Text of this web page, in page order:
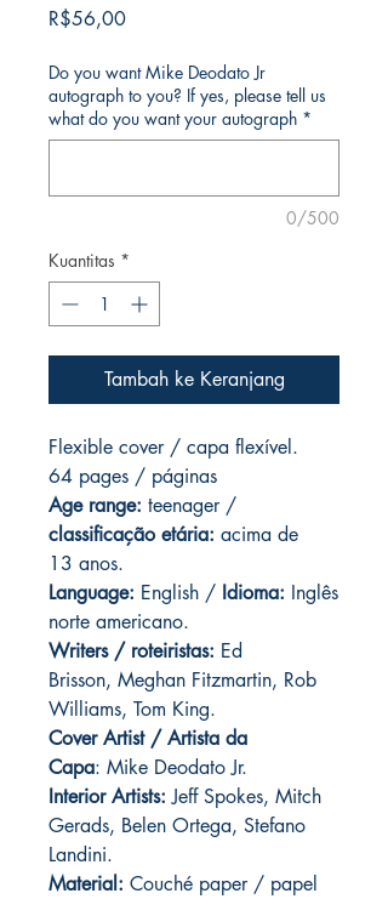
R$56,00Harga
Do you want Mike Deodato Jr
autograph to you? If yes, please tell us
what do you want your autograph *
0/500
Kuantitas *
Tambah ke Keranjang
Flexible cover / capa flexível.
64 pages / páginas
Age range: teenager /
classificação etária: acima de
13 anos.
Language: English / Idioma: Inglês
norte americano.
Writers / roteiristas: Ed
Brisson, Meghan Fitzmartin, Rob
Williams, Tom King.
Cover Artist / Artista da
Capa: Mike Deodato Jr.
Interior Artists:Jeff Spokes, Mitch
Gerads, Belen Ortega, Stefano
Landini.
Material: Couché paper / papel